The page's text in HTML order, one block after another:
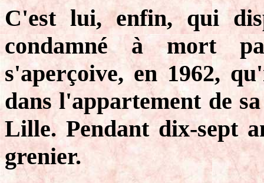
C'est lui, enfin, qui
condamné à mort
s'aperçoive, en 1962,
dans l'appartement de
Lille. Pendant dix-sept
grenier.